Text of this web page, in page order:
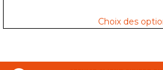
Choix des